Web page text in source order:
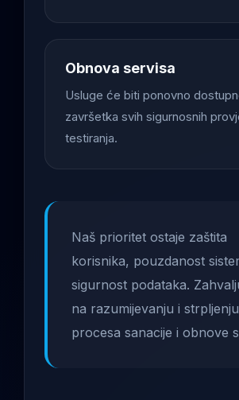
Obnova servisa
Usluge će biti ponovno
završetka svih sigurnosnih
testiranja.
Naš prioritet ostaje zaštita
korisnika, pouzdanost
sigurnost podataka.
na razumijevanju i
procesa sanacije i obnove